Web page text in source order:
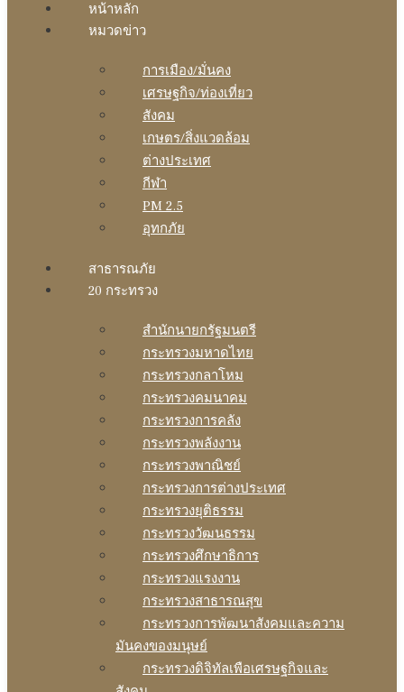
หน้าหลัก
หมวดข่าว
การเมือง/มั่นคง
เศรษฐกิจ/ท่องเที่ยว
สังคม
เกษตร/สิ่งแวดล้อม
ต่างประเทศ
กีฬา
PM 2.5
อุทกภัย
สาธารณภัย
20 กระทรวง
สํานักนายกรัฐมนตรี
กระทรวงมหาดไทย
กระทรวงกลาโหม
กระทรวงคมนาคม
กระทรวงการคลัง
กระทรวงพลังงาน
กระทรวงพาณิชย์
กระทรวงการต่างประเทศ
กระทรวงยุติธรรม
กระทรวงวัฒนธรรม
กระทรวงศึกษาธิการ
กระทรวงแรงงาน
กระทรวงสาธารณสุข
กระทรวงการพัฒนาสังคมและความ
มันคงของมนุษย์
กระทรวงดิจิทัลเพือเศรษฐกิจและ